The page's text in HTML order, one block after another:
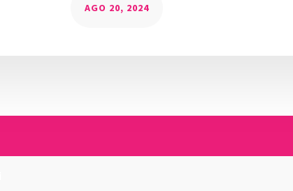
AGO 20, 2024